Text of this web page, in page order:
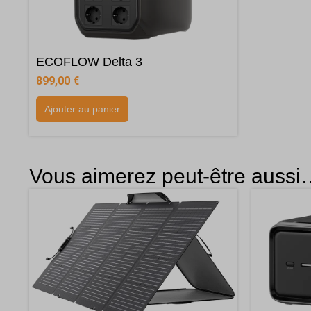
ECOFLOW Delta 3
899,00 €
Ajouter au panier
Vous aimerez peut-être